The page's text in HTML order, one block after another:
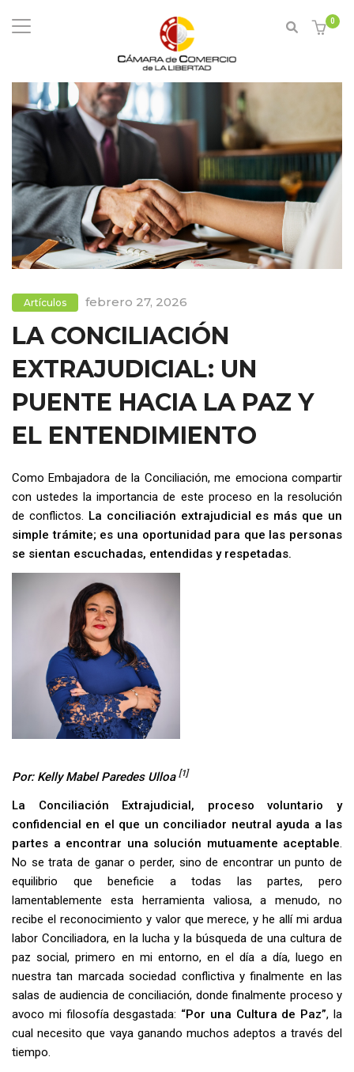
0
Artículos febrero 27, 2026
LA CONCILIACIÓN
EXTRAJUDICIAL: UN
PUENTE HACIA LA PAZ Y
EL ENTENDIMIENTO
Como Embajadora de la Conciliación, me emociona compartir
con ustedes la importancia de este proceso en la resolución
de conflictos. La conciliación extrajudicial es más que un
simple trámite; es una oportunidad para que las personas
se sientan escuchadas, entendidas y respetadas.
Por: Kelly Mabel Paredes Ulloa [1]
La Conciliación Extrajudicial, proceso voluntario y
confidencial en el que un conciliador neutral ayuda a las
partes a encontrar una solución mutuamente aceptable.
No se trata de ganar o perder, sino de encontrar un punto de
equilibrio que beneficie a todas las partes, pero
lamentablemente esta herramienta valiosa, a menudo, no
recibe el reconocimiento y valor que merece, y he allí mi ardua
labor Conciliadora, en la lucha y la búsqueda de una cultura de
paz social, primero en mi entorno, en el día a día, luego en
nuestra tan marcada sociedad conflictiva y finalmente en las
salas de audiencia de conciliación, donde finalmente proceso y
avoco mi filosofía desgastada: “Por una Cultura de Paz”, la
cual necesito que vaya ganando muchos adeptos a través del
tiempo.